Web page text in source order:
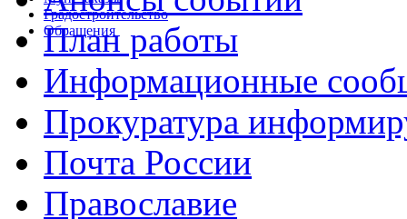
Градостроительство
Обращения
План работы
Информационные
Прокуратура
Почта России
Православие